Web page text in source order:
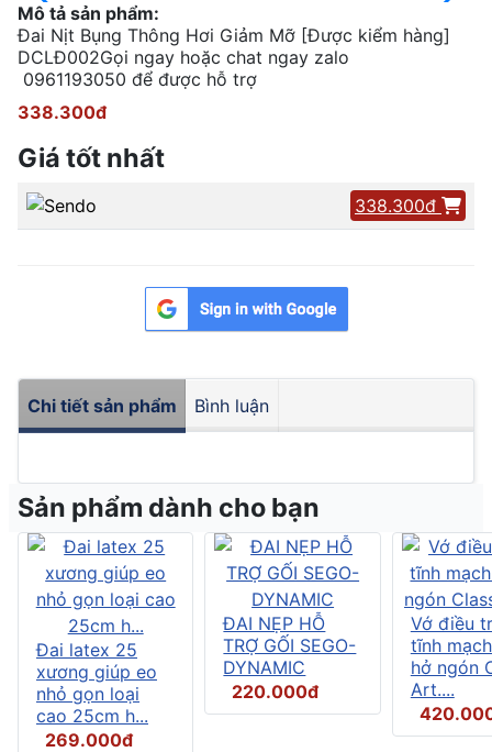
Mô tả sản phẩm:
Đai Nịt Bụng Thông Hơi Giảm Mỡ [Được kiểm hàng]
DCLĐ002Gọi ngay hoặc chat ngay zalo
0961193050 để được hỗ trợ
338.300đ
Giá tốt nhất
338.300đ
Chi tiết sản phẩm Bình luận
Sản phẩm dành cho bạn
Đai latex 25
xương giúp eo
nhỏ gọn loại
cao 25cm h...
269.000đ
ĐAI NẸP HỖ
TRỢ GỐI SEGO-
DYNAMIC
220.000đ
Vớ điều
tĩnh
hở ngón
Art....